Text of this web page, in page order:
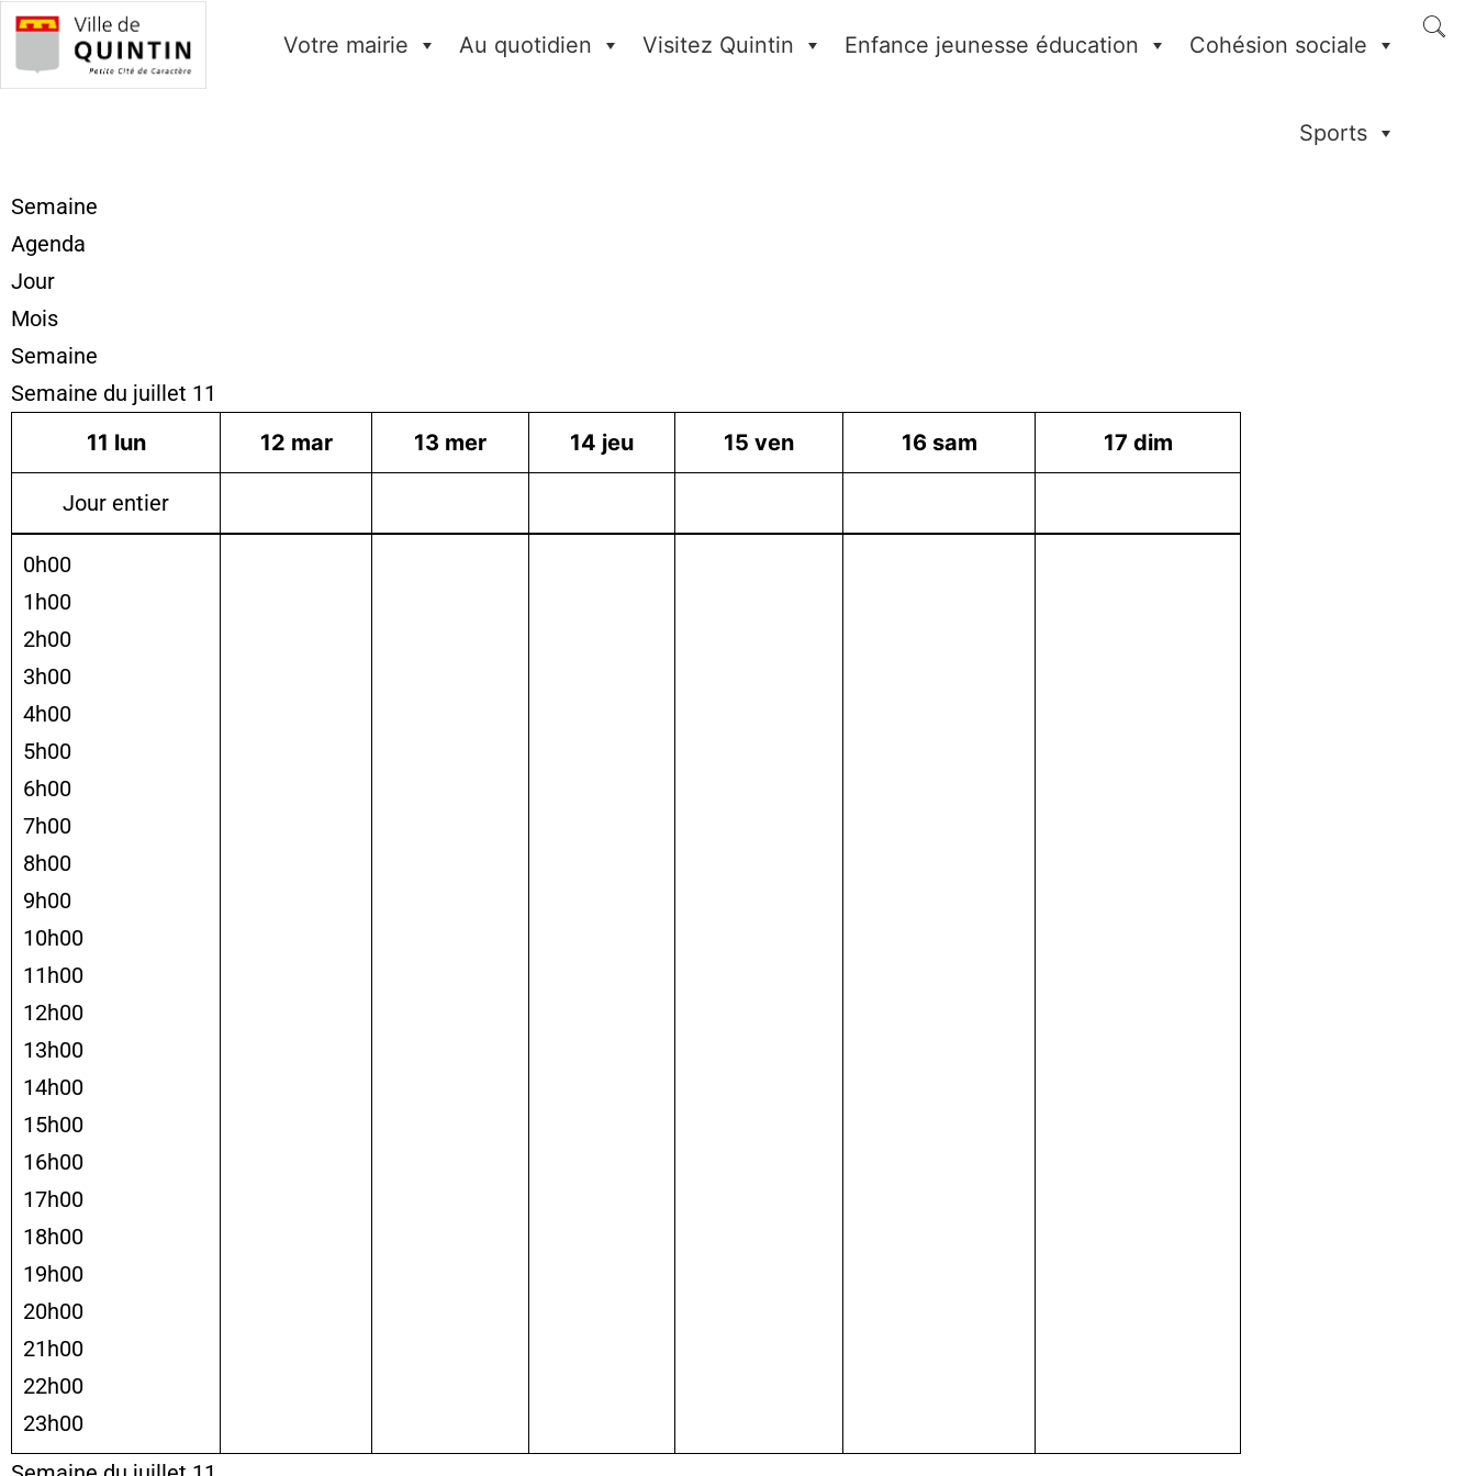
Votre mairie Au quotidien Visitez Quintin Enfance jeunesse éducation Cohésion sociale
Sports
Semaine
Agenda
Jour
Mois
Semaine
Semaine du juillet 11
11 lun 12 mar 13 mer 14 jeu 15 ven 16 sam 17 dim
Jour entier
0h00
1h00
2h00
3h00
4h00
5h00
6h00
7h00
8h00
9h00
10h00
11h00
12h00
13h00
14h00
15h00
16h00
17h00
18h00
19h00
20h00
21h00
22h00
23h00